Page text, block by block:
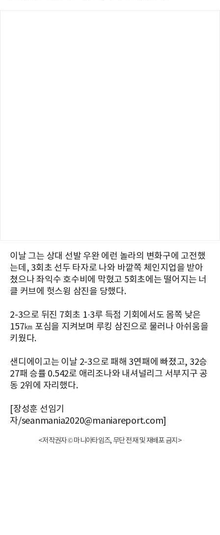
이날 그는 상대 선발 우완 에런 놀라의 변화구에 고전했
는데, 3회초 선두 타자로 나와 바깥쪽 체인지업을 받아
쳤으나 좌익수 호수비에 막혔고 5회초에는 떨어지는 너
클 커브에 헛스윙 삼진을 당했다.
2-3으로 뒤진 7회초 1·3루 득점 기회에서도 몸쪽 낮은
157㎞ 포심을 지켜보며 루킹 삼진으로 물러나 아쉬움을
키웠다.
샌디에이고는 이날 2-3으로 패해 3연패에 빠졌고, 32승
27패 승률 0.542로 애리조나와 내셔널리그 서부지구 공
동 2위에 자리했다.
[장성훈 선임기
자/seanmania2020@maniareport.com]
<저작권자 © 마니아타임즈, 무단 전재 및 재배포 금지>